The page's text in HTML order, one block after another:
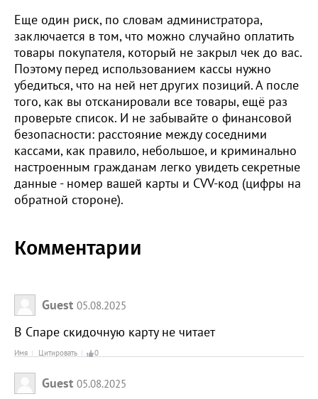
Еще один риск, по словам администратора,
заключается в том, что можно случайно оплатить
товары покупателя, который не закрыл чек до вас.
Поэтому перед использованием кассы нужно
убедиться, что на ней нет других позиций. А после
того, как вы отсканировали все товары, ещё раз
проверьте список. И не забывайте о финансовой
безопасности: расстояние между соседними
кассами, как правило, небольшое, и криминально
настроенным гражданам легко увидеть секретные
данные - номер вашей карты и CVV-код (цифры на
обратной стороне).
Комментарии
Guest 05.08.2025
В Спаре скидочную карту не читает
Имя Цитировать 0
Guest 05.08.2025